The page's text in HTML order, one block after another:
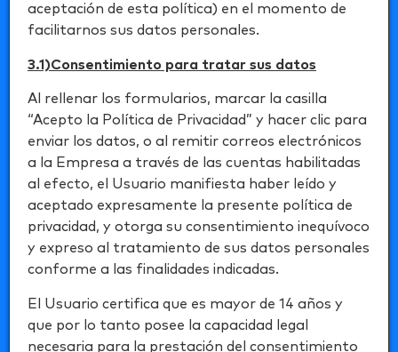
aceptación de esta política) en el momento de
facilitarnos sus datos personales.
3.1)Consentimiento para tratar sus datos
Al rellenar los formularios, marcar la casilla
“Acepto la Política de Privacidad” y hacer clic para
enviar los datos, o al remitir correos electrónicos
a la Empresa a través de las cuentas habilitadas
al efecto, el Usuario manifiesta haber leído y
aceptado expresamente la presente política de
privacidad, y otorga su consentimiento inequívoco
y expreso al tratamiento de sus datos personales
conforme a las finalidades indicadas.
El Usuario certifica que es mayor de 14 años y
que por lo tanto posee la capacidad legal
necesaria para la prestación del consentimiento